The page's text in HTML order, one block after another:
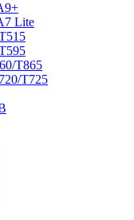
Lite
T865
T725